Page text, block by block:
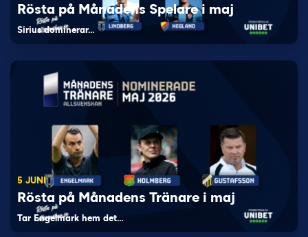
Rösta på Månadens Spelare i maj
Sirius dominerar…
5 JUNI
Rösta på Månadens Tränare i maj
Tar Engelmark hem det…